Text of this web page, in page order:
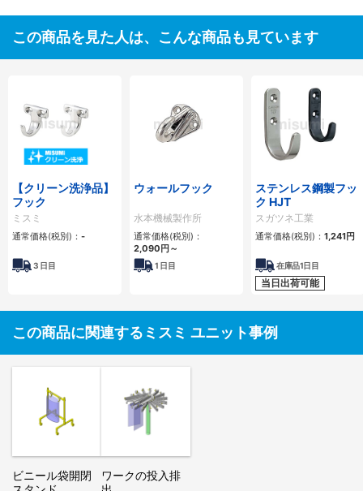
この商品を見た人は、こんな商品も見ています
【クリーン洗浄品】
フック
ミスミ
通常価格(税別)： -
3 日目
ウォールフック
水本機械製作所
通常価格(税別)：
2,090円 ～
1 日目
ステンレス鋼製フッ
ク HJT
スガツネ工業
通常価格(税別)： 1,241円
在庫品1日目
当日出荷可能
この商品に関連するミスミ ユニット事例
ビニール袋開閉
ワークの投入排